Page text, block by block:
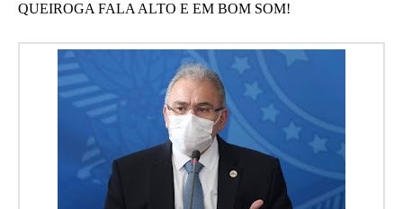
QUEIROGA FALA ALTO E EM BOM SOM!